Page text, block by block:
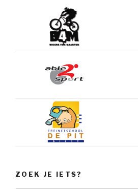
ZOEK JE IETS?